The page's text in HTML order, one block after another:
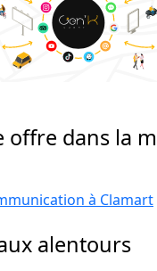
offre dans la
à Clamart
alentours